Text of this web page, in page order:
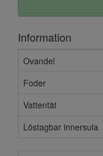
Information
Ovandel
Foder
Vattentät
Löstagbar innersula